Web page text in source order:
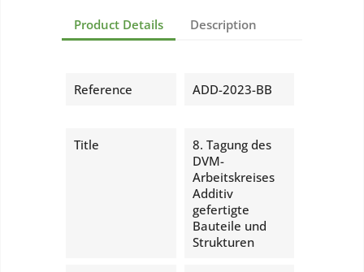
Product Details Description
Reference ADD-2023-BB
Title
8. Tagung des
DVM-
Arbeitskreises
Additiv
gefertigte
Bauteile und
Strukturen